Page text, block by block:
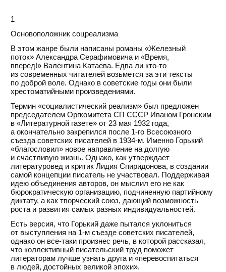
1
Основоположник соцреализма
В этом жанре были написаны романы «Железный
поток» Александра Серафимовича и «Время,
вперед!» Валентина Катаева. Едва ли кто-то
из современных читателей возьмется за эти тексты
по доброй воле. Однако в советские годы они были
хрестоматийными произведениями.
Термин «социалистический реализм» был предложен
председателем Оргкомитета СП СССР Иваном Гронским
в «Литературной газете» от 23 мая 1932 года,
а окончательно закрепился после 1-го Всесоюзного
съезда советских писателей в 1934-м. Именно Горький
«благословил» новое направление на долгую
и счастливую жизнь. Однако, как утверждает
литературовед и критик Лидия Спиридонова, в создании
самой концепции писатель не участвовал. Поддерживая
идею объединения авторов, он мыслил его не как
бюрократическую организацию, подчиненную партийному
диктату, а как творческий союз, дающий возможность
роста и развития самых разных индивидуальностей.
Есть версия, что Горький даже пытался уклониться
от выступления на 1-м съезде советских писателей,
однако он все-таки произнес речь, в которой рассказал,
что коллективный писательский труд поможет
литераторам лучше узнать друга и «перевоспитаться
в людей, достойных великой эпохи».